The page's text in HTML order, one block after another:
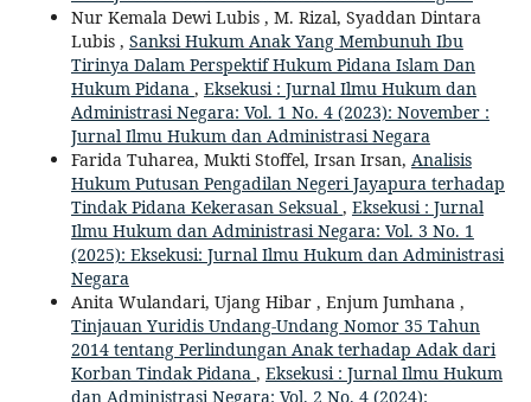
Nur Kemala Dewi Lubis , M. Rizal, Syaddan Dintara
Lubis , Sanksi Hukum Anak Yang Membunuh Ibu
Tirinya Dalam Perspektif Hukum Pidana Islam Dan
Hukum Pidana , Eksekusi : Jurnal Ilmu Hukum dan
Administrasi Negara: Vol. 1 No. 4 (2023): November :
Jurnal Ilmu Hukum dan Administrasi Negara
Farida Tuharea, Mukti Stoffel, Irsan Irsan, Analisis
Hukum Putusan Pengadilan Negeri Jayapura terhadap
Tindak Pidana Kekerasan Seksual, Eksekusi : Jurnal
Ilmu Hukum dan Administrasi Negara: Vol. 3 No. 1
(2025): Eksekusi: Jurnal Ilmu Hukum dan Administrasi
Negara
Anita Wulandari, Ujang Hibar , Enjum Jumhana ,
Tinjauan Yuridis Undang-Undang Nomor 35 Tahun
2014 tentang Perlindungan Anak terhadap Adak dari
Korban Tindak Pidana , Eksekusi : Jurnal Ilmu Hukum
dan Administrasi Negara: Vol. 2 No. 4 (2024):